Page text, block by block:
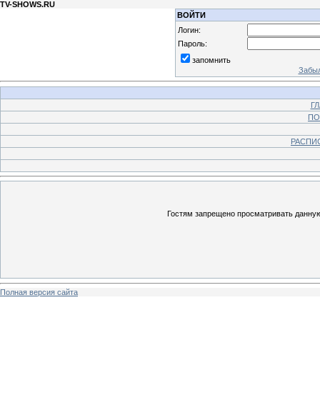
TV-SHOWS.RU
ВОЙТИ
Логин:
Пароль:
запомнить
Гостям запрещено просматривать
Полная версия сайта